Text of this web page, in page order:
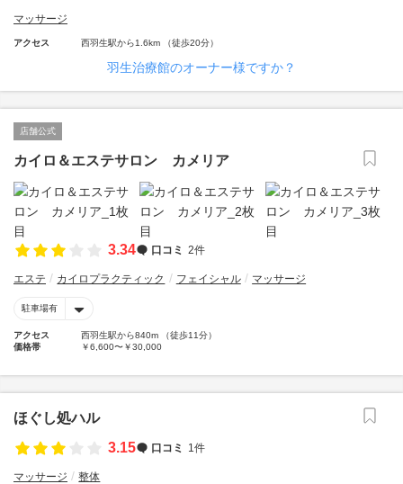
マッサージ
アクセス 西羽生駅から1.6km （徒歩20分）
羽生治療館のオーナー様ですか？
店舗公式
カイロ＆エステサロン カメリア
3.34 口コミ 2件
エステ カイロプラクティック フェイシャル マッサージ
駐車場有
アクセス
西羽生駅から840m （徒歩11分）
価格帯
￥6,600〜￥30,000
ほぐし処ハル
3.15
口コミ 1件
マッサージ 整体